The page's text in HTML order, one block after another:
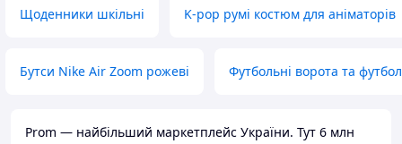
Щоденники шкільні K-pop румі костюм для аніматорів
Бутси Nike Air Zoom рожеві Футбольні ворота та
Prom — найбільший маркетплейс України. Тут 6 млн